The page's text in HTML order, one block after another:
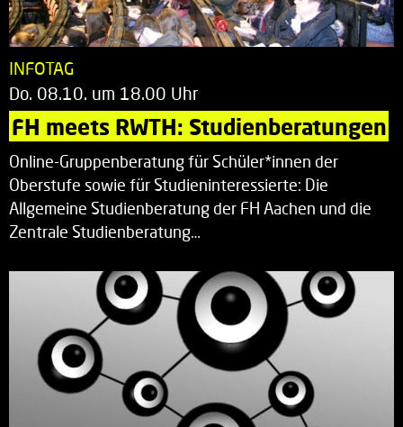
INFOTAG
Do. 08.10. um 18.00 Uhr
FH meets RWTH: Studienberatungen
Online-Gruppenberatung für Schüler*innen der
Oberstufe sowie für Studieninteressierte: Die
Allgemeine Studienberatung der FH Aachen und die
Zentrale Studienberatung…